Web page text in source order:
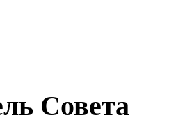
Совета